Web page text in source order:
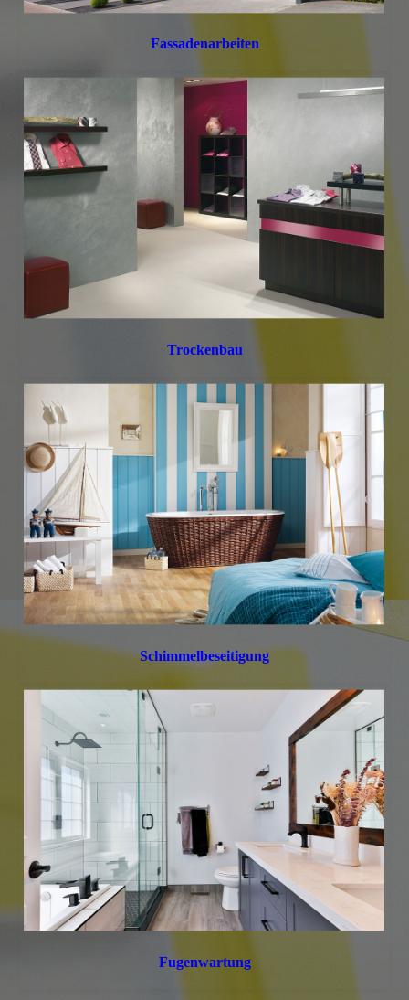
Fassadenarbeiten
Trockenbau
Schimmel­beseitigung
Fugenwartung